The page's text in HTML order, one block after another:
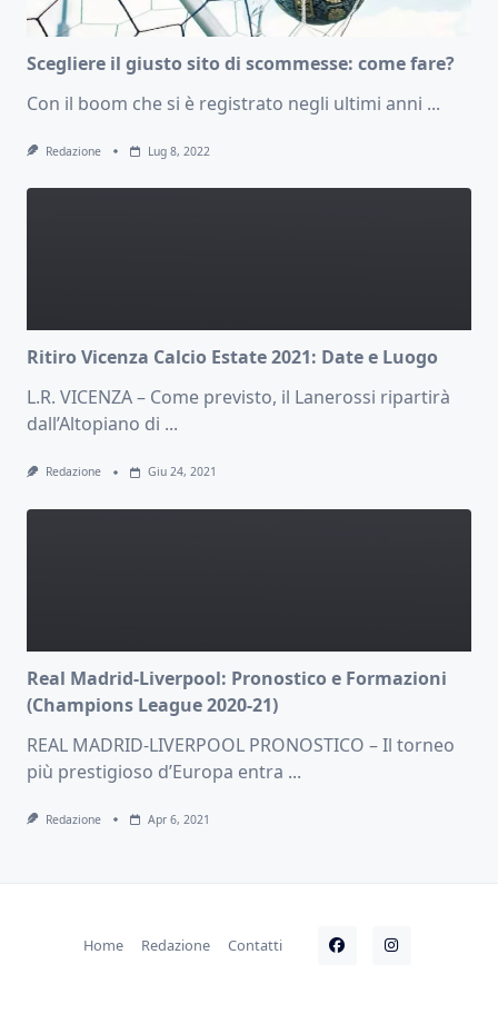
Scegliere il giusto sito di scommesse: come fare?
Con il boom che si è registrato negli ultimi anni ...
Redazione Lug 8, 2022
Ritiro Vicenza Calcio Estate 2021: Date e Luogo
L.R. VICENZA – Come previsto, il Lanerossi ripartirà
dall’Altopiano di ...
Redazione Giu 24, 2021
Real Madrid-Liverpool: Pronostico e Formazioni
(Champions League 2020-21)
REAL MADRID-LIVERPOOL PRONOSTICO – Il torneo
più prestigioso d’Europa entra ...
Redazione Apr 6, 2021
Home Redazione Contatti